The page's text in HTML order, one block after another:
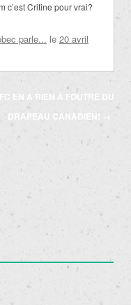
c’est Critine pour vrai?
parle... le 20 avril
EN A RIEN À FOUTRE DU
DRAPEAU CANADIEN!
→